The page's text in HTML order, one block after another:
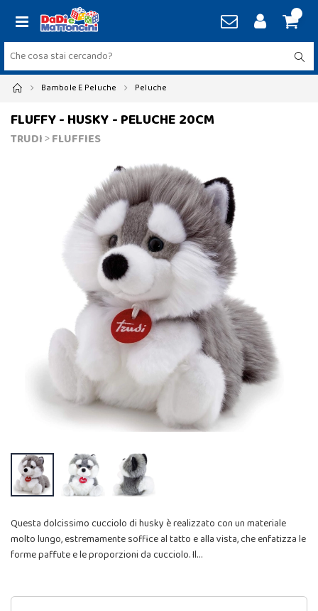
Bambole E Peluche Peluche
FLUFFY - HUSKY - PELUCHE 20CM
TRUDI>FLUFFIES
Questa dolcissimo cucciolo di husky è realizzato con un materiale
molto lungo, estremamente soffice al tatto e alla vista, che enfatizza le
forme paffute e le proporzioni da cucciolo. Il…